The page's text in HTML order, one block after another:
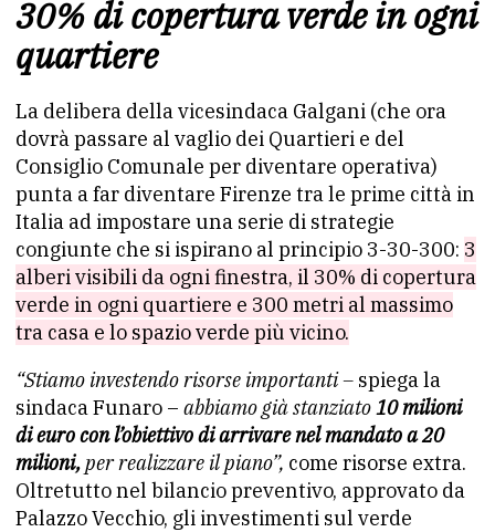
30% di copertura verde in ogni
quartiere
La delibera della vicesindaca Galgani (che ora
dovrà passare al vaglio dei Quartieri e del
Consiglio Comunale per diventare operativa)
punta a far diventare Firenze tra le prime città in
Italia ad impostare una serie di strategie
congiunte che si ispirano al principio 3-30-300: 3
alberi visibili da ogni finestra, il 30% di copertura
verde in ogni quartiere e 300 metri al massimo
tra casa e lo spazio verde più vicino.
“Stiamo investendo risorse importanti – spiega la
sindaca Funaro – abbiamo già stanziato10 milioni
di euro con l’obiettivo diarrivare nel mandato a 20
milioni,per realizzare il piano”, come risorse extra.
Oltretutto nel bilancio preventivo, approvato da
Palazzo Vecchio, gli investimenti sul verde